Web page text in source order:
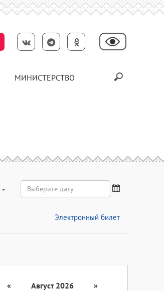
МИНИСТЕРСТВО
Электронный билет
« Август 2026
»